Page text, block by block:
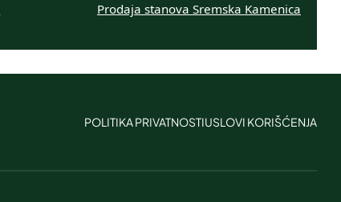
Prodaja stanova Sremska Kamenica
POLITIKA PRIVATNOSTIUSLOVI KORIŠĆENJA